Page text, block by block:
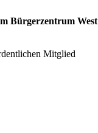
Bürgerzentrum West
Mitglied